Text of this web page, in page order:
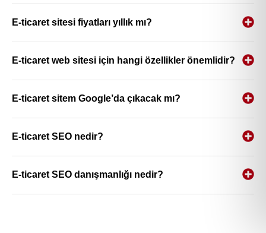
E-ticaret sitesi fiyatları yıllık mı?
E-ticaret web sitesi için hangi özellikler önemlidir?
E-ticaret sitem Google’da çıkacak mı?
E-ticaret SEO nedir?
E-ticaret SEO danışmanlığı nedir?